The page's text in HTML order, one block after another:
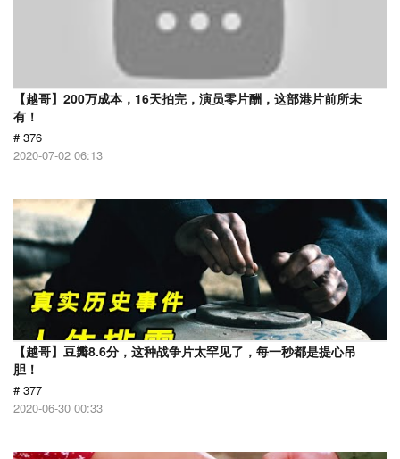
【越哥】200万成本，16天拍完，演员零片酬，这部港片前所未
有！
# 376
2020-07-02 06:13
【越哥】豆瓣8.6分，这种战争片太罕见了，每一秒都是提心吊
胆！
# 377
2020-06-30 00:33